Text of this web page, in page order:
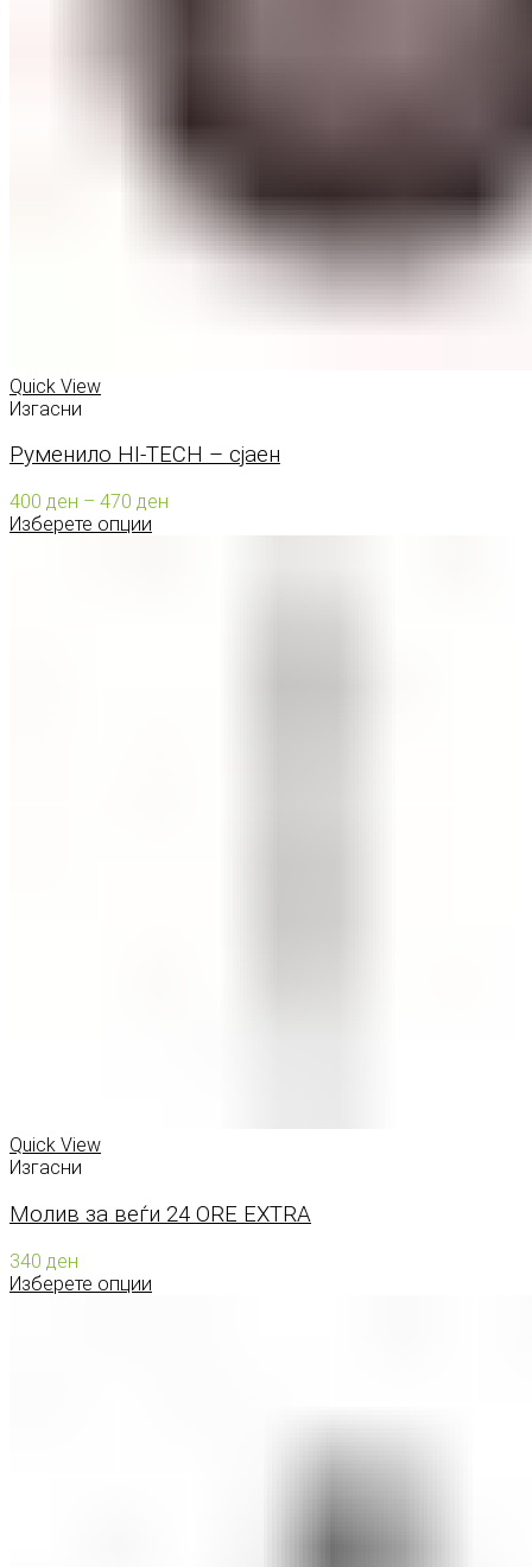
Quick View
Изгасни
Руменило HI-TECH – сјаен
400 ден – 470 ден
Изберете опции
Quick View
Изгасни
Молив за веѓи 24 ORE EXTRA
340 ден
Изберете опции